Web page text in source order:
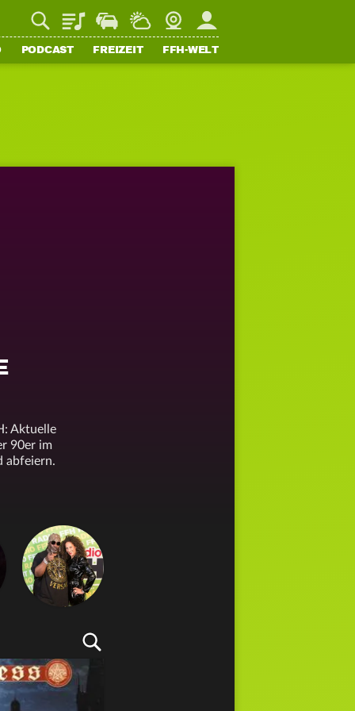
PlaylistStaupilotWetterWebcamMein FFH
PODCAST FREIZEIT FFH-WELT
Aktuelle
90er im
abfeiern.